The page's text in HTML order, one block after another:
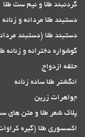
گردنبند طلا و نیم ست طلا
دستبند طلا مردانه و
دستبند طلا (دستبند
گوشواره دخترانه و زنانه
حلقه ازدواج
انگشتر طلا ساده زنانه
جواهرات زرین
پلاک شعر طلا و متن های
اکسسوری طلا (گیره